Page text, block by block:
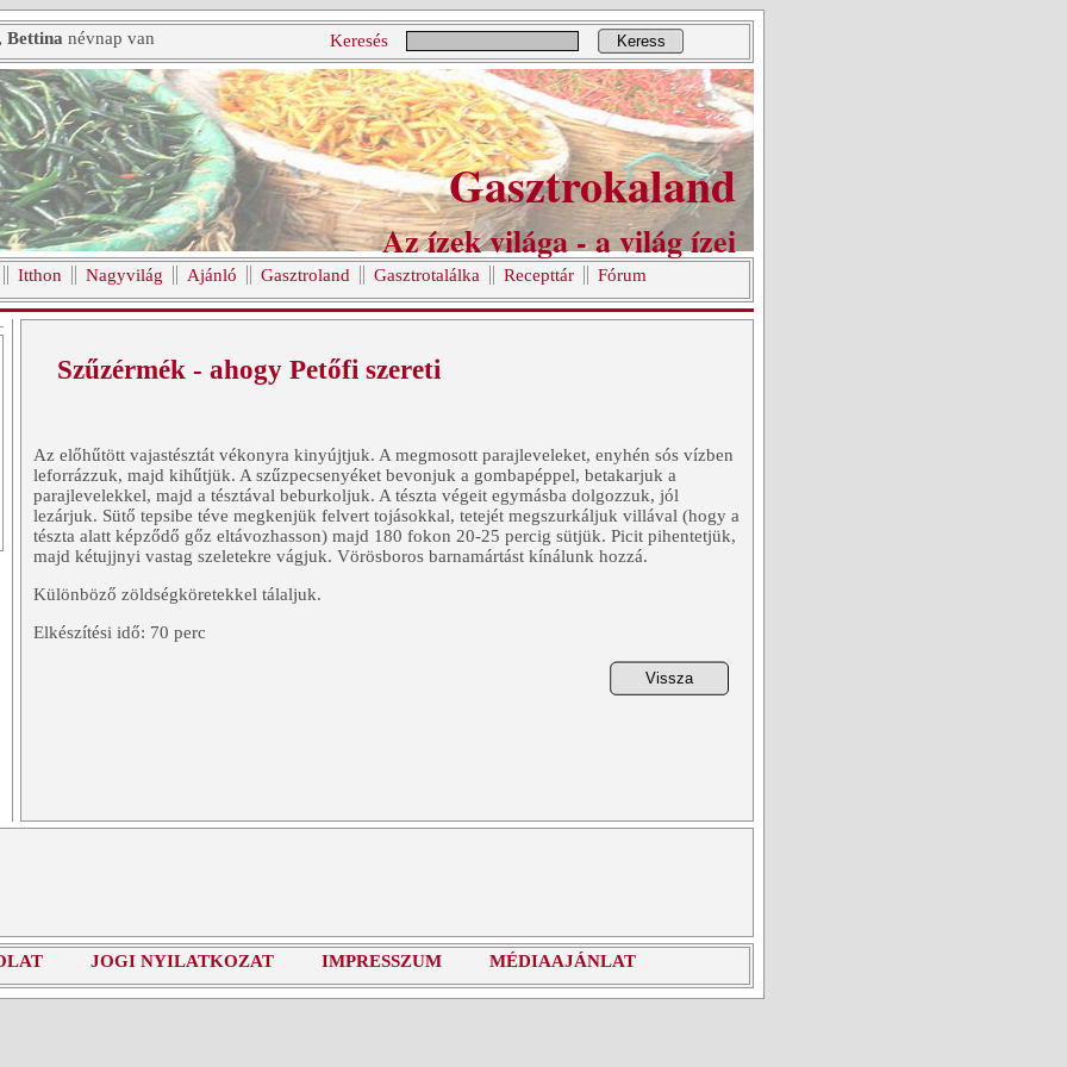
Bettina névnap van Keresés Keress
Gasztrokaland
Az ízek világa - a világ ízei
Itthon Nagyvilág Ajánló Gasztroland Gasztrotalálka Recepttár Fórum
Szűzérmék - ahogy Petőfi szereti
Az előhűtött vajastésztát vékonyra kinyújtjuk. A megmosott parajleveleket, enyhén sós vízben
leforrázzuk, majd kihűtjük. A szűzpecsenyéket bevonjuk a gombapéppel, betakarjuk a
parajlevelekkel, majd a tésztával beburkoljuk. A tészta végeit egymásba dolgozzuk, jól
lezárjuk. Sütő tepsibe téve megkenjük felvert tojásokkal, tetejét megszurkáljuk villával (hogy a
tészta alatt képződő gőz eltávozhasson) majd 180 fokon 20-25 percig sütjük. Picit pihentetjük,
majd kétujjnyi vastag szeletekre vágjuk. Vörösboros barnamártást kínálunk hozzá.
Különböző zöldségköretekkel tálaljuk.
Elkészítési idő: 70 perc
JOGI NYILATKOZAT IMPRESSZUM MÉDIAAJÁNLAT